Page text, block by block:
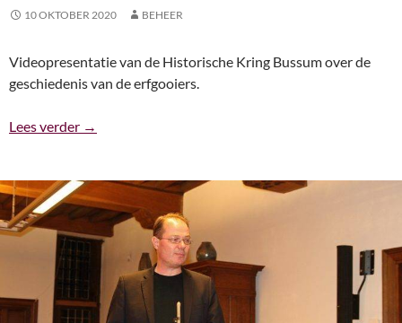
10 OKTOBER 2020 BEHEER
Videopresentatie van de Historische Kring Bussum over de
geschiedenis van de erfgooiers.
Lees verder Geschiedenis van de erfgooiers in 10 minuten
→